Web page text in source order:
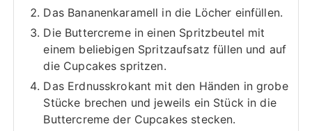
Das Bananenkaramell in die Löcher einfüllen.
Die Buttercreme in einen Spritzbeutel mit
einem beliebigen Spritzaufsatz füllen und auf
die Cupcakes spritzen.
Das Erdnusskrokant mit den Händen in grobe
Stücke brechen und jeweils ein Stück in die
Buttercreme der Cupcakes stecken.